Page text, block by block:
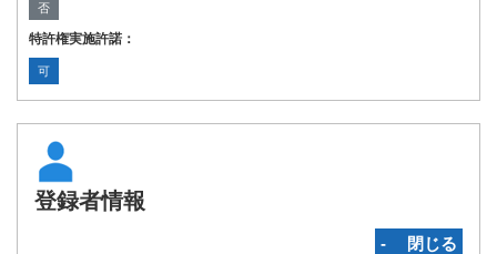
否
特許権実施許諾：
可
登録者情報
‐ 閉じる